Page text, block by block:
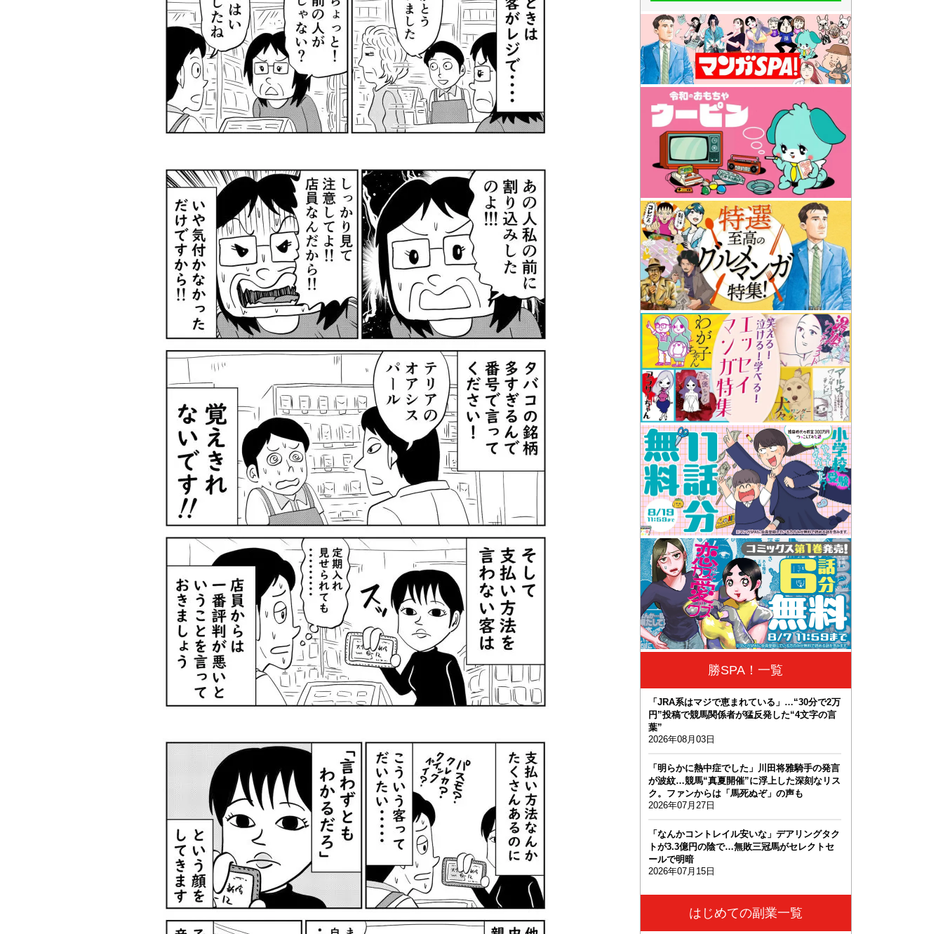
勝SPA！一覧
「JRA系はマジで恵まれている」…“30分で2万
円”投稿で競馬関係者が猛反発した“4文字の言
葉”
2026年08月03日
「明らかに熱中症でした」川田将雅騎手の発言
が波紋…競馬“真夏開催”に浮上した深刻なリス
ク。ファンからは「馬死ぬぞ」の声も
2026年07月27日
「なんかコントレイル安いな」デアリングタク
トが3.3億円の陰で…無敗三冠馬がセレクトセ
ールで明暗
2026年07月15日
はじめての副業一覧